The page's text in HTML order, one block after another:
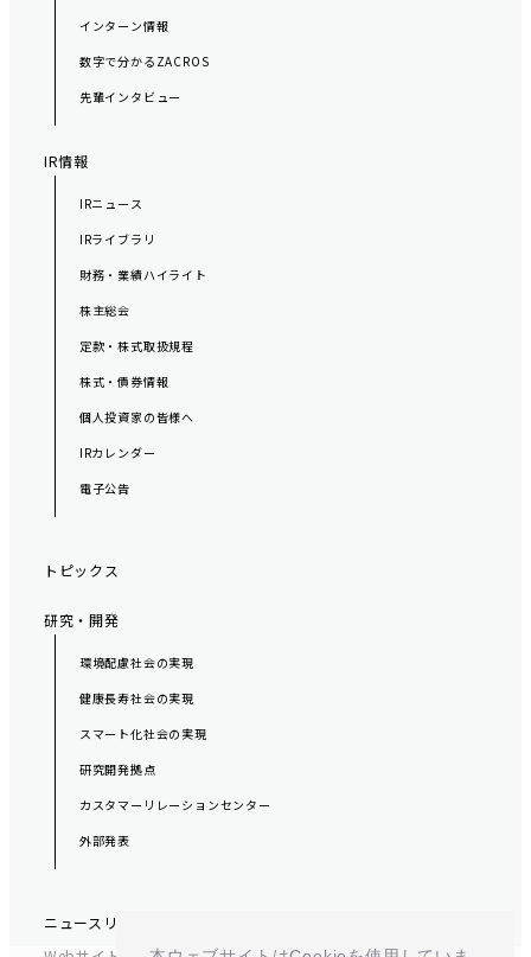
インターン情報
数字で分かるZACROS
先輩インタビュー
IR情報
IRニュース
IRライブラリ
財務・業績ハイライト
株主総会
定款・株式取扱規程
株式・債券情報
個人投資家の皆様へ
IRカレンダー
電子公告
トピックス
研究・開発
環境配慮社会の実現
健康長寿社会の実現
スマート化社会の実現
研究開発拠点
カスタマーリレーションセンター
外部発表
ニュースリリース